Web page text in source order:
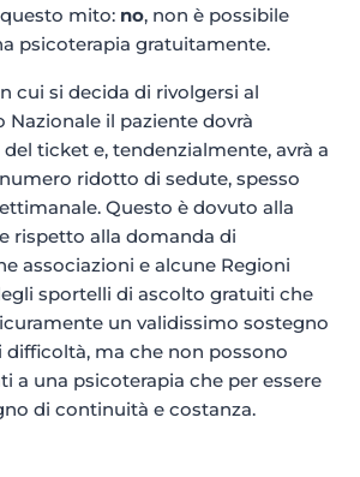
mito: no, non è possibile
psicoterapia gratuitamente.
cui si decida di rivolgersi al
Nazionale il paziente dovrà
ticket e, tendenzialmente, avrà a
ridotto di sedute, spesso
Questo è dovuto alla
rispetto alla domanda di
associazioni e alcune Regioni
sportelli di ascolto gratuiti che
un validissimo sostegno
ma che non possono
a una psicoterapia che per essere
di continuità e costanza.